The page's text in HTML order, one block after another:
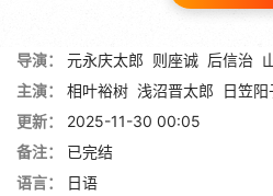
导演： 元永庆太郎 则座诚 后信治
主演：
相叶裕树 浅沼晋太郎 日笠阳
更新：
2025-11-30 00:05
备注：
已完结
语言：
日语